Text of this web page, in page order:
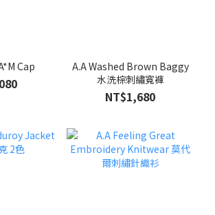
Cap
A.A Washed Brown Baggy
水洗棕刺繡寬褲
NT$1,680